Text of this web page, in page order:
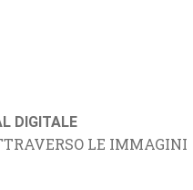
DIGITALE
LE IMMAGINI